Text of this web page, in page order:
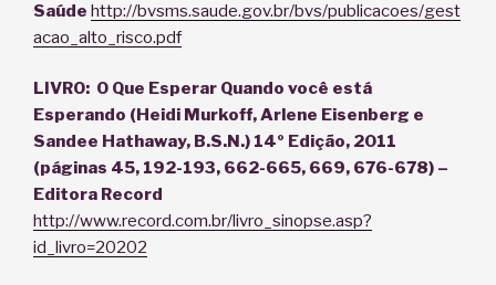
Saúde http://bvsms.saude.gov.br/bvs/publicacoes/gest
acao_alto_risco.pdf
LIVRO: O Que Esperar Quando você está
Esperando (Heidi Murkoff, Arlene Eisenberg e
Sandee Hathaway, B.S.N.) 14º Edição, 2011
(páginas 45, 192-193, 662-665, 669, 676-678) –
Editora Record
http://www.record.com.br/livro_sinopse.asp?
id_livro=20202